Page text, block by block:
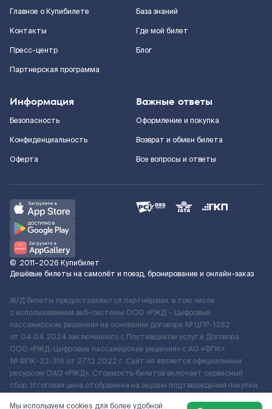
Главное о Купибилете
Контакты
Пресс-центр
Партнерская программа
База знаний
Где мой билет
Блог
Информация
Безопасность
Конфиденциальность
Оферта
Важные ответы
Оформление и покупка
Возврат и обмен билета
Все вопросы и ответы
© 2011–2026 Купибилет
Дешёвые билеты на самолёт и поезд, бронирование и онлайн-заказ
Ж/Д билеты предоставляются партнёрами, в том числе
с использованием веб-системы ООО «РЖД – Цифровые
пассажирские решения» на основании договора № ЦПР-1282
от 04.04.2024 заключенного с Поставщиком услуг и Договора
ООО «РЖД-Цифровые пассажирские решения» c АО «ФПК»
№ ФПК-22-316 от 27.12.2022 г. Сайт не является официальным
ресурсом ОАО «РЖД». Стоимость билетов включает сервисный
сбор. Итоговая цена отображена на экране подтверждения покупки.
Мы используем cookies для более удобной